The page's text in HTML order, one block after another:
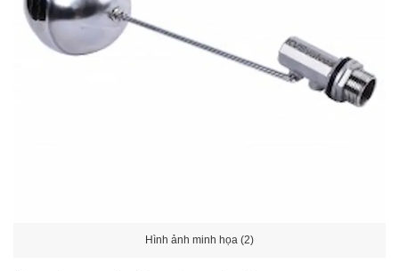
Hình ảnh minh họa (2)